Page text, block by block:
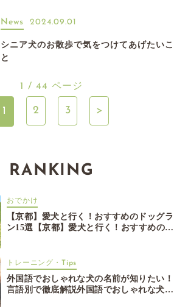
News 2024.09.01
シニア犬のお散歩で気をつけてあげたいこ
と
1 / 44 ページ
1 2 3 >
RANKING
おでかけ
【京都】愛犬と行く！おすすめのドッグラ
ン15選【京都】愛犬と行く！おすすめのド
トレーニング・Tips
外国語でおしゃれな犬の名前が知りたい！
言語別で徹底解説外国語でおしゃれな犬の